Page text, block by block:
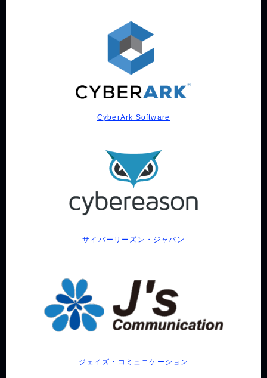
CyberArk Software
サイバーリーズン・ジャパン
ジェイズ・コミュニケーション